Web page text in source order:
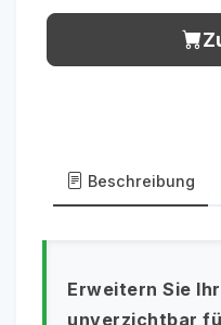
Beschreibung
Erweitern Sie
unverzichtbar